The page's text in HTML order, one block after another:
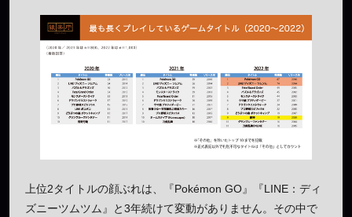
上位2タイトルの顔ぶれは、『Pokémon GO』『LINE：ディ
ズニーツムツム』と3年続けて変動がありません。その中で